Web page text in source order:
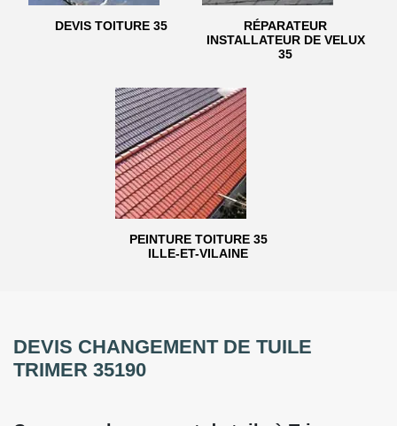
DEVIS TOITURE 35
RÉPARATEUR
INSTALLATEUR DE VELUX
35
PEINTURE TOITURE 35
ILLE-ET-VILAINE
DEVIS CHANGEMENT DE TUILE
TRIMER 35190